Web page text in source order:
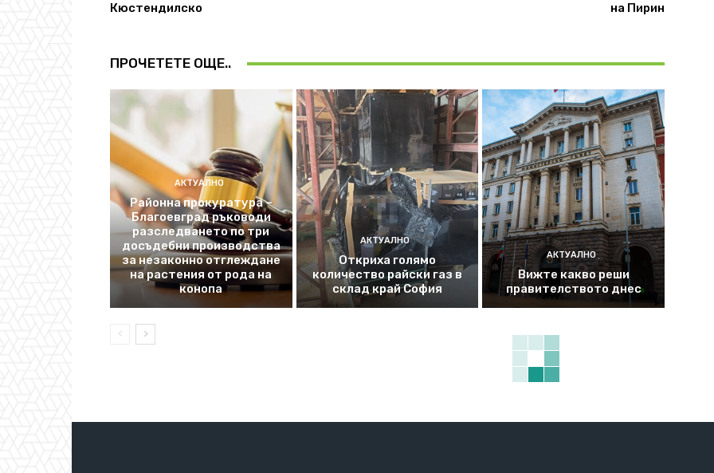
Кюстендилско
на Пирин
ПРОЧЕТЕТЕ ОЩЕ..
АКТУАЛНО
Районна прокуратура –
Благоевград ръководи
разследването по три
досъдебни производства
за незаконно отглеждане
на растения от рода на
конопа
АКТУАЛНО
Откриха голямо
количество райски газ в
склад край София
АКТУАЛНО
Вижте какво реши
правителството днес